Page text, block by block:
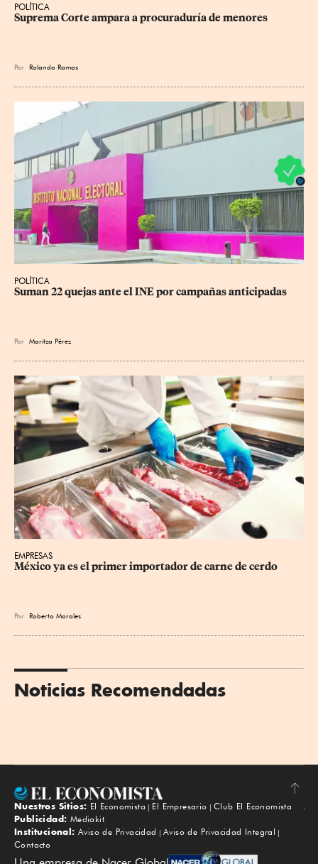
POLÍTICA
Suprema Corte ampara a procuraduría de menores
Por Rolando Ramos
POLÍTICA
Suman 22 quejas ante el INE por campañas anticipadas
Por Maritza Pérez
EMPRESAS
México ya es el primer importador de carne de cerdo
Por Roberto Morales
Noticias Recomendadas
Subir
Nuestros Sitios: El Economista El Empresario
Club El Economista
Publicidad: Mediakit
Institucional: Aviso de Privacidad
Aviso de Privacidad Integral
Contacto